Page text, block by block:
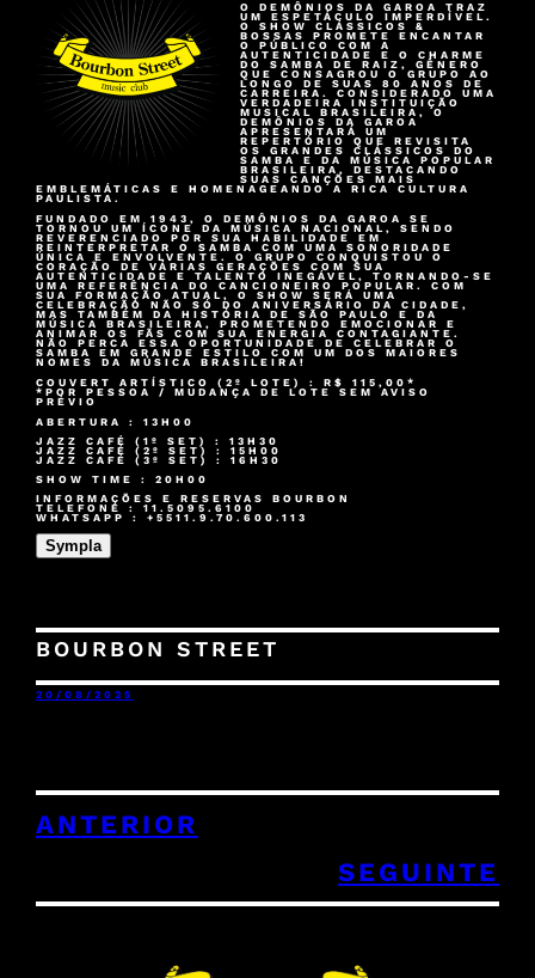
O DEMÔNIOS DA GAROA TRAZ
UM ESPETÁCULO IMPERDÍVEL.
O SHOW CLÁSSICOS &
BOSSAS PROMETE ENCANTAR
O PÚBLICO COM A
AUTENTICIDADE E O CHARME
DO SAMBA DE RAIZ, GÊNERO
QUE CONSAGROU O GRUPO AO
LONGO DE SUAS 80 ANOS DE
CARREIRA. CONSIDERADO UMA
VERDADEIRA INSTITUIÇÃO
MUSICAL BRASILEIRA, O
DEMÔNIOS DA GAROA
APRESENTARÁ UM
REPERTÓRIO QUE REVISITA
OS GRANDES CLÁSSICOS DO
SAMBA E DA MÚSICA POPULAR
BRASILEIRA, DESTACANDO
SUAS CANÇÕES MAIS
EMBLEMÁTICAS E HOMENAGEANDO A RICA CULTURA
PAULISTA.
FUNDADO EM 1943, O DEMÔNIOS DA GAROA SE
TORNOU UM ÍCONE DA MÚSICA NACIONAL, SENDO
REVERENCIADO POR SUA HABILIDADE EM
REINTERPRETAR O SAMBA COM UMA SONORIDADE
ÚNICA E ENVOLVENTE. O GRUPO CONQUISTOU O
CORAÇÃO DE VÁRIAS GERAÇÕES COM SUA
AUTENTICIDADE E TALENTO INEGÁVEL, TORNANDO-SE
UMA REFERÊNCIA DO CANCIONEIRO POPULAR. COM
SUA FORMAÇÃO ATUAL, O SHOW SERÁ UMA
CELEBRAÇÃO NÃO SÓ DO ANIVERSÁRIO DA CIDADE,
MAS TAMBÉM DA HISTÓRIA DE SÃO PAULO E DA
MÚSICA BRASILEIRA, PROMETENDO EMOCIONAR E
ANIMAR OS FÃS COM SUA ENERGIA CONTAGIANTE.
NÃO PERCA ESSA OPORTUNIDADE DE CELEBRAR O
SAMBA EM GRANDE ESTILO COM UM DOS MAIORES
NOMES DA MÚSICA BRASILEIRA!
COUVERT ARTÍSTICO (2º LOTE) : R$ 115,00*
*POR PESSOA / MUDANÇA DE LOTE SEM AVISO
PRÉVIO
ABERTURA : 13H00
JAZZ CAFÉ (1º SET) : 13H30
JAZZ CAFÉ (2º SET) : 15H00
JAZZ CAFÉ (3º SET) : 16H30
SHOW TIME : 20H00
INFORMAÇÕES E RESERVAS BOURBON
TELEFONE : 11.5095.6100
WHATSAPP : +5511.9.70.600.113
Sympla
BOURBON STREET
20/08/2025
ANTERIOR
SEGUINTE